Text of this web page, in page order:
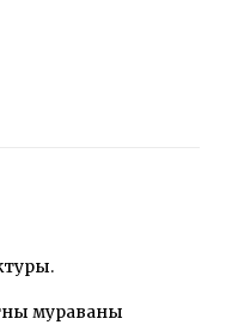
мураваны